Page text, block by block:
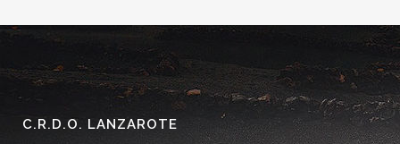
C.R.D.O. LANZAROTE